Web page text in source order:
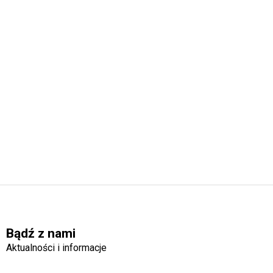
Bądź z nami
Aktualności i informacje